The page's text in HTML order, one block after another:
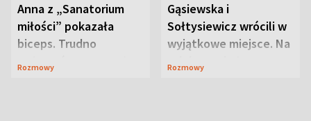
Anna z „Sanatorium
miłości” pokazała
biceps. Trudno
uwierzyć, co przeszła
Rozmowy
Gąsiewska i
Sołtysiewicz wrócili w
wyjątkowe miejsce. Na
szlaku czekał
Rozmowy